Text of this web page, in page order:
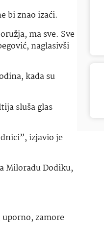
bi znao izaći.
ma sve. Sve
naglasivši
kada su
sluša glas
izjavio je
Miloradu Dodiku,
uporno,zamore